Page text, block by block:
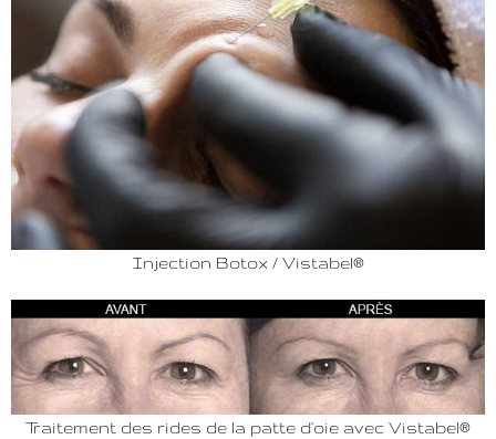
Injection Botox / Vistabel®
Traitement des rides de la patte d'oie avec Vistabel®